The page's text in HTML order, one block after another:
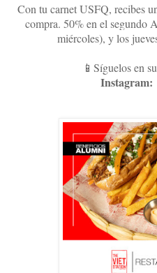
Con tu carnet USFQ, recibes
compra. 50% en el segundo
miércoles), y los
📱Síguelos en
Instagram: